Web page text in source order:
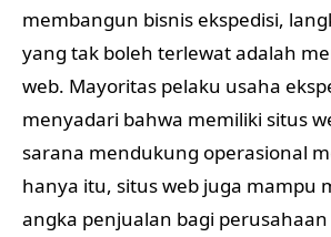
membangun bisnis ekspedisi,
yang tak boleh terlewat adalah
web. Mayoritas pelaku usaha
menyadari bahwa memiliki situs
sarana mendukung operasional
hanya itu, situs web juga mampu
angka penjualan bagi